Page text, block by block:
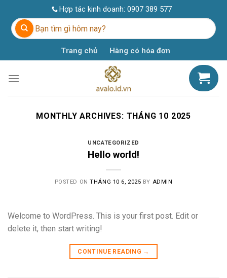
content
Hợp tác kinh doanh: 0907 389 577
Tìm
kiếm:
Trang chủ Hàng có hóa đơn
MONTHLY ARCHIVES: THÁNG 10 2025
UNCATEGORIZED
Hello world!
POSTED ONTHÁNG 10 6, 2025 BY ADMIN
Welcome to WordPress. This is your first post. Edit or
delete it, then start writing!
CONTINUE READING →